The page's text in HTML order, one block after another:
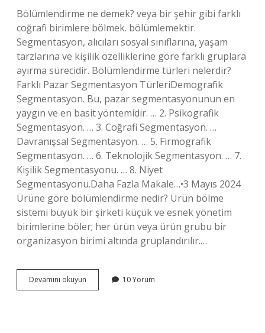
Bölümlendirme ne demek? veya bir şehir gibi farklı
coğrafi birimlere bölmek. bölümlemektir.
Segmentasyon, alıcıları sosyal sınıflarına, yaşam
tarzlarına ve kişilik özelliklerine göre farklı gruplara
ayırma sürecidir. Bölümlendirme türleri nelerdir?
Farklı Pazar Segmentasyon TürleriDemografik
Segmentasyon. Bu, pazar segmentasyonunun en
yaygın ve en basit yöntemidir. … 2. Psikografik
Segmentasyon. … 3. Coğrafi Segmentasyon. …
Davranışsal Segmentasyon. … 5. Firmografik
Segmentasyon. … 6. Teknolojik Segmentasyon. … 7.
Kişilik Segmentasyonu. … 8. Niyet
Segmentasyonu.Daha Fazla Makale…•3 Mayıs 2024
Ürüne göre bölümlendirme nedir? Ürün bölme
sistemi büyük bir şirketi küçük ve esnek yönetim
birimlerine böler; her ürün veya ürün grubu bir
organizasyon birimi altında gruplandırılır.…
Devamını okuyun
Bölümlendirme
10 Yorum